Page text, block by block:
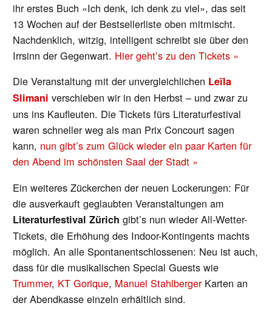
ihr erstes Buch «Ich denk, ich denk zu viel», das seit
13 Wochen auf der Bestsellerliste oben mitmischt.
Nachdenklich, witzig, intelligent schreibt sie über den
Irrsinn der Gegenwart. Hier geht’s zu den Tickets »
Die Veranstaltung mit der unvergleichlichen Leïla
Slimani verschieben wir in den Herbst – und zwar zu
uns ins Kaufleuten. Die Tickets fürs Literaturfestival
waren schneller weg als man Prix Concourt sagen
kann, nun gibt’s zum Glück wieder ein paar Karten für
den Abend im schönsten Saal der Stadt »
Ein weiteres Zückerchen der neuen Lockerungen: Für
die ausverkauft geglaubten Veranstaltungen am
Literaturfestival Zürich gibt’s nun wieder All-Wetter-
Tickets, die Erhöhung des Indoor-Kontingents machts
möglich. An alle Spontanentschlossenen: Neu ist auch,
dass für die musikalischen Special Guests wie
Trummer, KT Gorique, Manuel StahlbergerKarten an
der Abendkasse einzeln erhältlich sind.